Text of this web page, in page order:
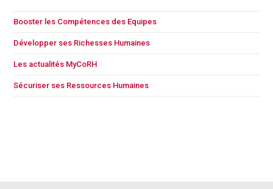
Booster les Compétences des Equipes
Développer ses Richesses Humaines
Les actualités MyCoRH
Sécuriser ses Ressources Humaines